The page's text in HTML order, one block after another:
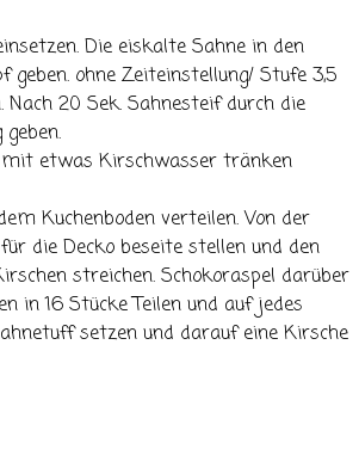
Die eiskalte Sahne in den
geben. ohne Zeiteinstellung/ Stufe 3,5
Nach 20 Sek. Sahnesteif durch die
mit etwas Kirschwasser tränken
Kuchenboden verteilen. Von der
die Decko beseite stellen und den
streichen. Schokoraspel darüber
in 16 Stücke Teilen und auf jedes
setzen und darauf eine Kirsche